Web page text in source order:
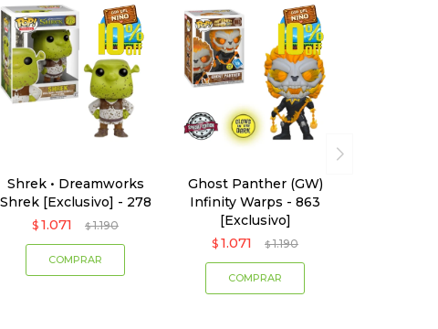
Shrek • Dreamworks
Shrek [Exclusivo] - 278
$ 1.071 $ 1.190
Ghost Panther (GW)
Infinity Warps - 863
[Exclusivo]
$ 1.071 $ 1.190